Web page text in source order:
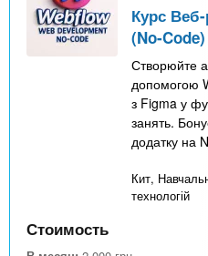
Курс
(No-Code)
Створюйте
допомогою
з Figma у
занять.
додатку на
Кит,
технологій
Стоимость